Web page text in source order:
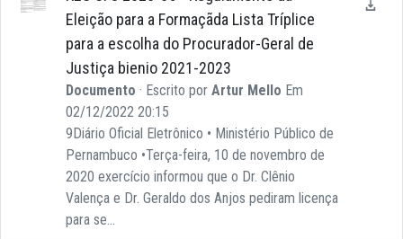
Eleição para a Formaçãda Lista Tríplice
para a escolha do Procurador-Geral de
Justiça bienio 2021-2023
Documento · Escrito por Artur Mello Em
02/12/2022 20:15
9Diário Oficial Eletrônico • Ministério Público de
Pernambuco •Terça-feira, 10 de novembro de
2020 exercício informou que o Dr. Clênio
Valença e Dr. Geraldo dos Anjos pediram licença
para se...